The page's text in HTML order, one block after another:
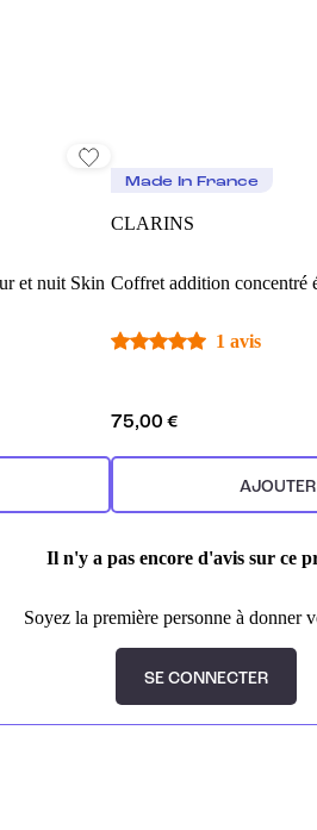
et nuit Skin
Made In France
CLARINS
Coffret addition concentré
1 avis
75,00 €
AJOUTER
Il n'y a pas encore d'avis sur ce
Soyez la première personne à donner
SE CONNECTER